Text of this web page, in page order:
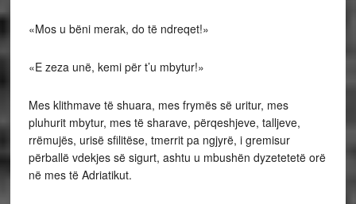
«Mos u bëni merak, do të ndreqet!»
«E zeza unë, kemi për t’u mbytur!»
Mes klithmave të shuara, mes frymës së uritur, mes
pluhurit mbytur, mes të sharave, përqeshjeve, talljeve,
rrëmujës, urisë sfilitëse, tmerrit pa ngjyrë, i gremisur
përballë vdekjes së sigurt, ashtu u mbushën dyzetetetë orë
në mes të Adriatikut.